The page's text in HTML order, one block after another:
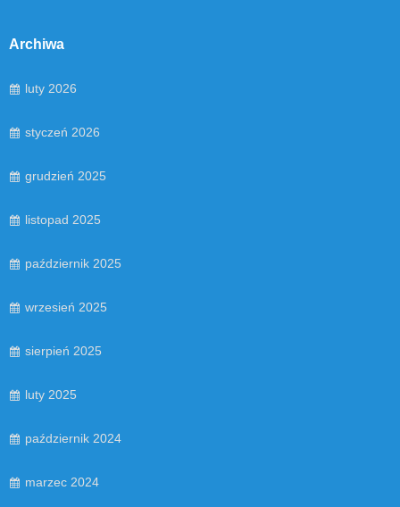
Archiwa
luty 2026
styczeń 2026
grudzień 2025
listopad 2025
październik 2025
wrzesień 2025
sierpień 2025
luty 2025
październik 2024
marzec 2024